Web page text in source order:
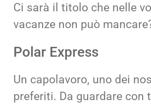
Ci sarà il titolo che nelle
vacanze non può
Polar Express
Un capolavoro, uno dei
preferiti. Da guardare con